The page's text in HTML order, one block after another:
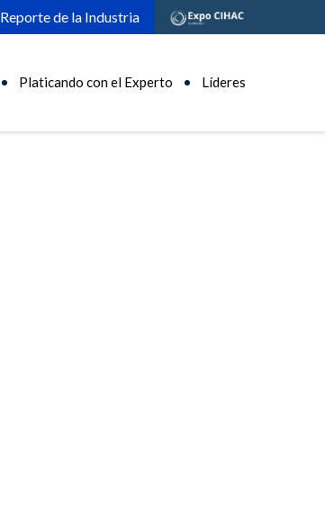
Reporte de la Industria
Platicando con el Experto Líderes